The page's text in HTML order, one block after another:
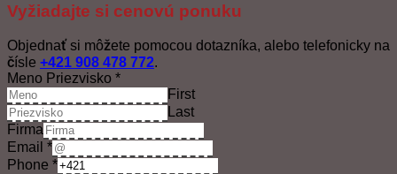
Vyžiadajte si cenovú ponuku
Objednať si môžete pomocou dotazníka, alebo telefonicky na
čísle +421 908 478 772.
Meno Priezvisko *
First
Last
Firma
Email *
Phone *